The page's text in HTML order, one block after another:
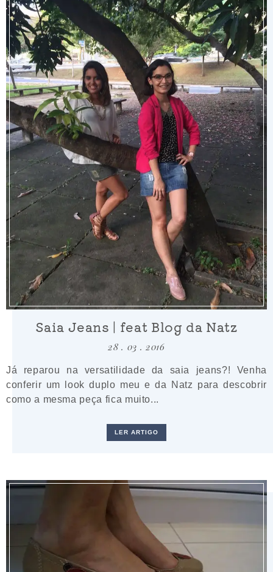
Saia Jeans | feat Blog da Natz
28 . 03 . 2016
Já reparou na versatilidade da saia jeans?! Venha
conferir um look duplo meu e da Natz para descobrir
como a mesma peça fica muito...
LER ARTIGO